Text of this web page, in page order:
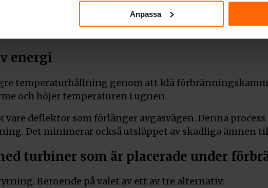
Anpassa
som installeras i befintliga öppna spisar. Dess
Dessutom har den ett rent glassystem,
energi
temperaturhållning genom att klä
och höjer temperaturen i ugnen.
deflektor som förlänger avgasvägen. Denna
Det minimerar också utsläppet av skadliga ämnen
turbiner som är placerade under
Beroende på valet av ett av tre alternativ: